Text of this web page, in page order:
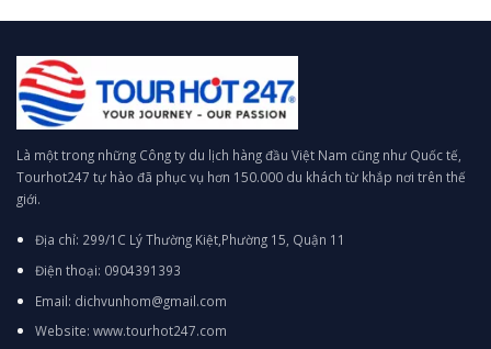
Là một trong những Công ty du lịch hàng đầu Việt Nam cũng như Quốc tế,
Tourhot247 tự hào đã phục vụ hơn 150.000 du khách từ khắp nơi trên thế
giới.
Địa chỉ: 299/1C Lý Thường Kiệt,Phường 15, Quận 11
Điện thoại: 0904391393
Email: dichvunhom@gmail.com
Website: www.tourhot247.com